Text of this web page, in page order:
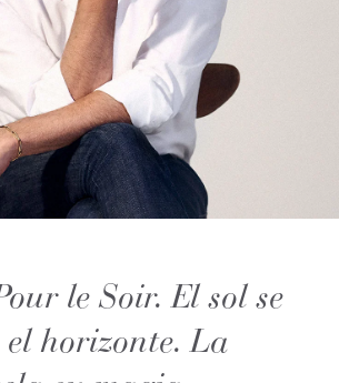
le Soir. El sol se
horizonte. La